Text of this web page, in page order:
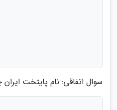
سوال اتفاقی: نام پایتخت